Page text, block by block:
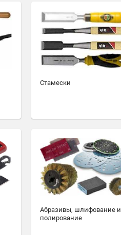
Стамески
Абразивы, шлифование и
полирование